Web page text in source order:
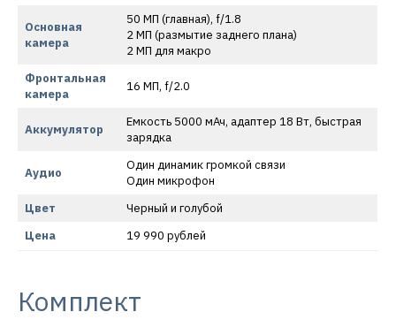
Основная
камера
50 МП (главная), f/1.8
2 МП (размытие заднего плана)
2 МП для макро
Фронтальная
камера
16 МП, f/2.0
Аккумулятор
Емкость 5000 мАч, адаптер 18 Вт, быстрая
зарядка
Аудио
Один динамик громкой связи
Один микрофон
Цвет
Черный и голубой
Цена
19 990 рублей
Комплект